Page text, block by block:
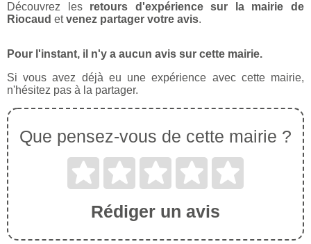
Découvrez les retours d'expérience sur la mairie de
Riocaud etvenez partager votre avis.
Pour l'instant, il n'y a aucun avis sur cette mairie.
Si vous avez déjà eu une expérience avec cette mairie,
n'hésitez pas à la partager.
Que pensez-vous de cette mairie ?
Rédiger un avis